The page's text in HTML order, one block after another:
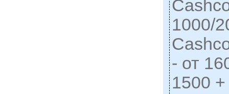
1000/
- от
1500